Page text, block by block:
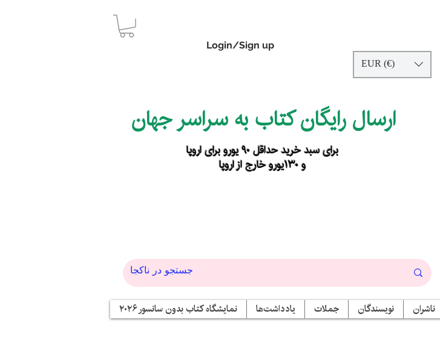
Login/Sign up
EUR (€)
ارسال رایگان کتاب به سراسر جهان
برای سبد خرید حداقل ۹۰ یورو برای اروپا
و ۱۳۰یورو خارج از اروپا
ناشران نویسندگان جملات یادداشت‌ها نمایشگاه کتاب بدون سانسور ۲۰۲۶